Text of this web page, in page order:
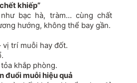
khiếp”
bạc hà, tràm… cùng chất
hướng, không thể bay gần.
vị trí muỗi hay đốt.
khắp phòng.
đuổi muỗi hiệu quả